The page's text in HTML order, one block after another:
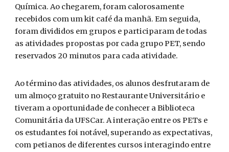
Química. Ao chegarem, foram calorosamente
recebidos com um kit café da manhã. Em seguida,
foram divididos em grupos e participaram de todas
as atividades propostas por cada grupo PET, sendo
reservados 20 minutos para cada atividade.
Ao término das atividades, os alunos desfrutaram de
um almoço gratuito no Restaurante Universitário e
tiveram a oportunidade de conhecer a Biblioteca
Comunitária da UFSCar. A interação entre os PETs e
os estudantes foi notável, superando as expectativas,
com petianos de diferentes cursos interagindo entre